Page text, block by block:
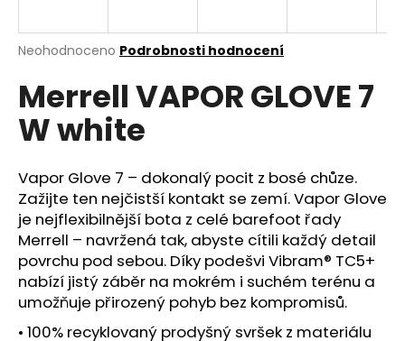
Průměrné
produktu
je
0,0
z
hvězdiček.
Neohodnoceno Podrobnosti hodnocení
Merrell VAPOR GLOVE 7
W white
Vapor Glove 7 – dokonalý pocit z bosé chůze.
Zažijte ten nejčistší kontakt se zemí. Vapor Glove
je nejflexibilnější bota z celé barefoot řady
Merrell – navržená tak, abyste cítili každý detail
povrchu pod sebou. Díky podešvi Vibram® TC5+
nabízí jistý záběr na mokrém i suchém terénu a
umožňuje přirozený pohyb bez kompromisů.
• 100% recyklovaný prodyšný svršek z materiálu
j
t
?
HLEDAT
D
o
p